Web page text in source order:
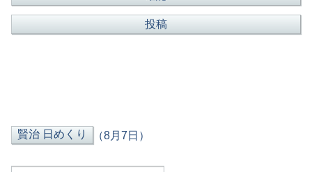
（8月7日）